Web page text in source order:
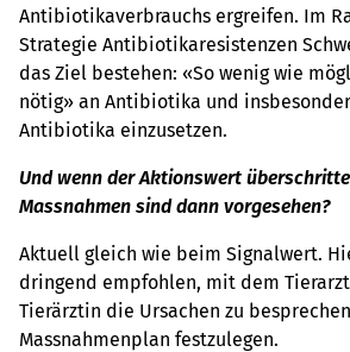
Antibiotikaverbrauchs ergreifen. Im
Strategie Antibiotikaresistenzen
das Ziel bestehen: «So wenig wie
nötig» an Antibiotika und
Antibiotika einzusetzen.
Und wenn der Aktionswert
Massnahmen sind dann vorgesehen?
Aktuell gleich wie beim Signalwert.
dringend empfohlen, mit dem
Tierärztin die Ursachen zu
Massnahmenplan festzulegen.